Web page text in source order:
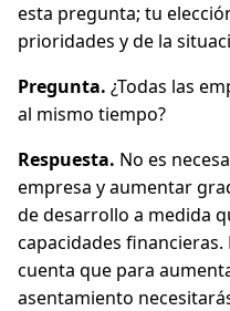
esta pregunta; tu
prioridades y de la
Pregunta. ¿Todas las
al mismo tiempo?
Respuesta. No es
empresa y aumentar
de desarrollo a medida
capacidades
cuenta que para
asentamiento